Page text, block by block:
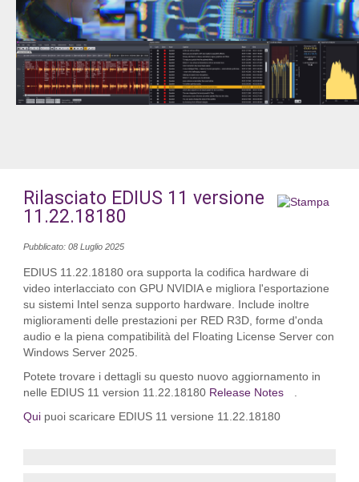
Rilasciato EDIUS 11 versione
11.22.18180
Pubblicato: 08 Luglio 2025
EDIUS 11.22.18180 ora supporta la codifica hardware di
video interlacciato con GPU NVIDIA e migliora l'esportazione
su sistemi Intel senza supporto hardware. Include inoltre
miglioramenti delle prestazioni per RED R3D, forme d'onda
audio e la piena compatibilità del Floating License Server con
Windows Server 2025.
Potete trovare i dettagli su questo nuovo aggiornamento in
nelle EDIUS 11 version 11.22.18180Release Notes
.
Quipuoi scaricare EDIUS 11 versione 11.22.18180